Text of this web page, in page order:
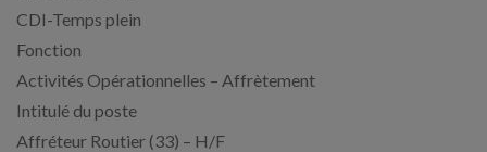
CDI-Temps plein
Fonction
Activités Opérationnelles – Affrètement
Intitulé du poste
Affréteur Routier (33) – H/F